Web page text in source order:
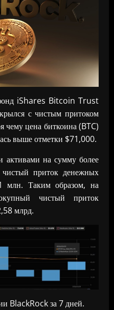
iShares Bitcoin Trust
с чистым притоком
чему цена биткоина (BTC)
выше отметки $71,000.
на сумму более
приток денежных
млн. Таким образом, на
чистый приток
млрд.
BlackRock за 7 дней.